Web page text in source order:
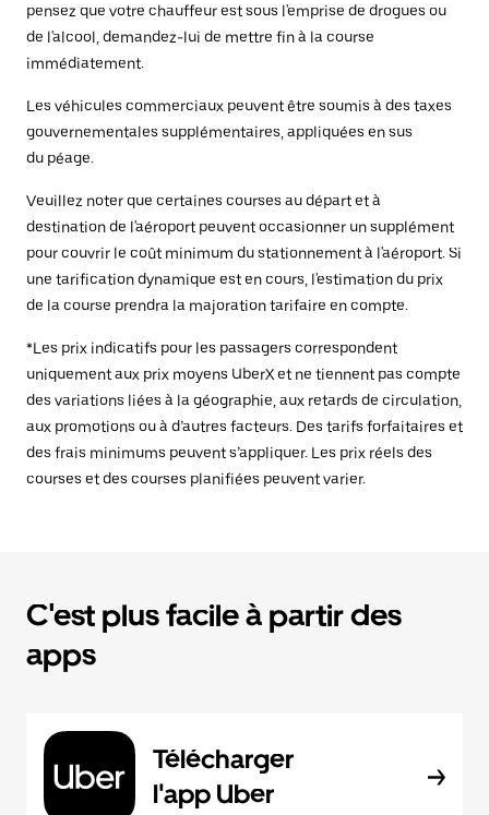
pensez que votre chauffeur est sous l'emprise de drogues ou
de l'alcool, demandez-lui de mettre fin à la course
immédiatement.
Les véhicules commerciaux peuvent être soumis à des taxes
gouvernementales supplémentaires, appliquées en sus
du péage.
Veuillez noter que certaines courses au départ et à
destination de l'aéroport peuvent occasionner un supplément
pour couvrir le coût minimum du stationnement à l'aéroport. Si
une tarification dynamique est en cours, l'estimation du prix
de la course prendra la majoration tarifaire en compte.
*Les prix indicatifs pour les passagers correspondent
uniquement aux prix moyens UberX et ne tiennent pas compte
des variations liées à la géographie, aux retards de circulation,
aux promotions ou à d’autres facteurs. Des tarifs forfaitaires et
des frais minimums peuvent s’appliquer. Les prix réels des
courses et des courses planifiées peuvent varier.
C'est plus facile à partir des
apps
Télécharger
l'app Uber